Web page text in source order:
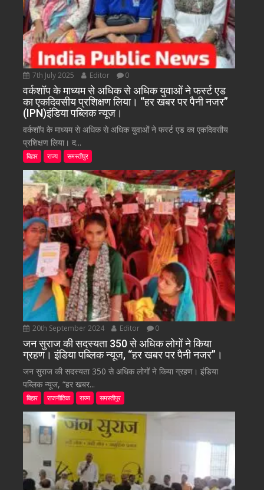
7th July 2025 Editor 0
वर्कशॉप के माध्यम से अधिक से अधिक युवाओं ने फर्स्ट एड
का एकदिवसीय प्रशिक्षण लिया। “हर खबर पर पैनी नजर”
(IPN)इंडिया पब्लिक न्यूज।
वर्कशॉप के माध्यम से अधिक से अधिक युवाओं ने फर्स्ट एड का एकदिवसीय
प्रशिक्षण लिया। द...
बिहार राज्य समस्तीपुर
20th September 2024 Editor 0
जन सुराज की सदस्यता 350 से अधिक लोगों ने किया
ग्रहण। इंडिया पब्लिक न्यूज, “हर खबर पर पैनी नजर”।
जन सुराज की सदस्यता 350 से अधिक लोगों ने किया ग्रहण। इंडिया
पब्लिक न्यूज, “हर खबर...
बिहार राजनीतिक राज्य समस्तीपुर